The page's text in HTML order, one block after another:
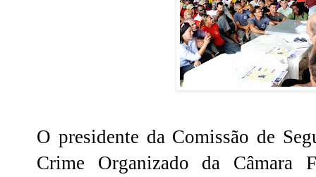
O presidente da Comissão de
Crime Organizado da Câmara